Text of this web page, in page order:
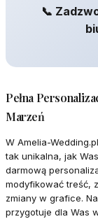
📞
Pełna
Marzeń
W Amelia-
tak unikalna, jak
darmową
modyfikować treść,
zmiany w grafice.
przygotuje dla Was